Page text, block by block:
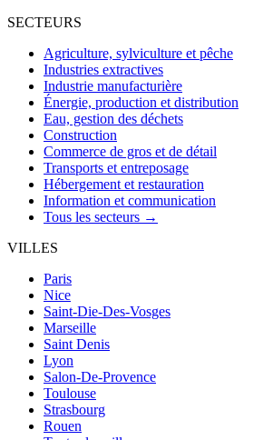
SECTEURS
Agriculture, sylviculture et pêche
Industries extractives
Industrie manufacturière
Énergie, production et distribution
Eau, gestion des déchets
Construction
Commerce de gros et de détail
Transports et entreposage
Hébergement et restauration
Information et communication
Tous les secteurs →
VILLES
Paris
Nice
Saint-Die-Des-Vosges
Marseille
Saint Denis
Lyon
Salon-De-Provence
Toulouse
Strasbourg
Rouen